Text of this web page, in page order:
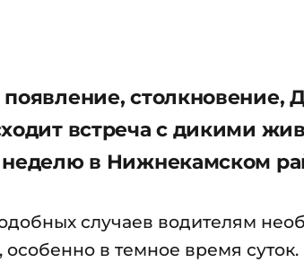
столкновение,
встреча с дикими
в Нижнекамском
случаев водителям
в темное время суток.